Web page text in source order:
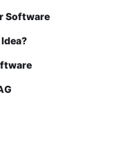
Software